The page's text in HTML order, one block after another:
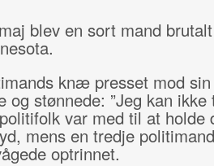
blev en sort mand
knæ presset mod
og stønnede: ”Jeg kan
var med til at holde
mens en tredje
optrinnet.